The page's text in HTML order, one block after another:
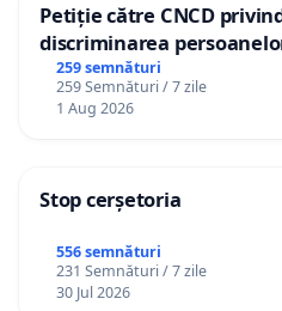
Petiție către CNCD
discriminarea
către utilizatorul TikTok
259 semnături
259 Semnături / 7 zile
1 Aug 2026
Stop cerșetoria
556 semnături
231 Semnături / 7 zile
30 Jul 2026